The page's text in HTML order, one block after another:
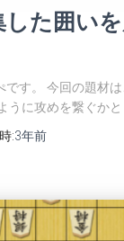
た囲い
です。 今回の題材
うに攻めを繋ぐかと
:3年前